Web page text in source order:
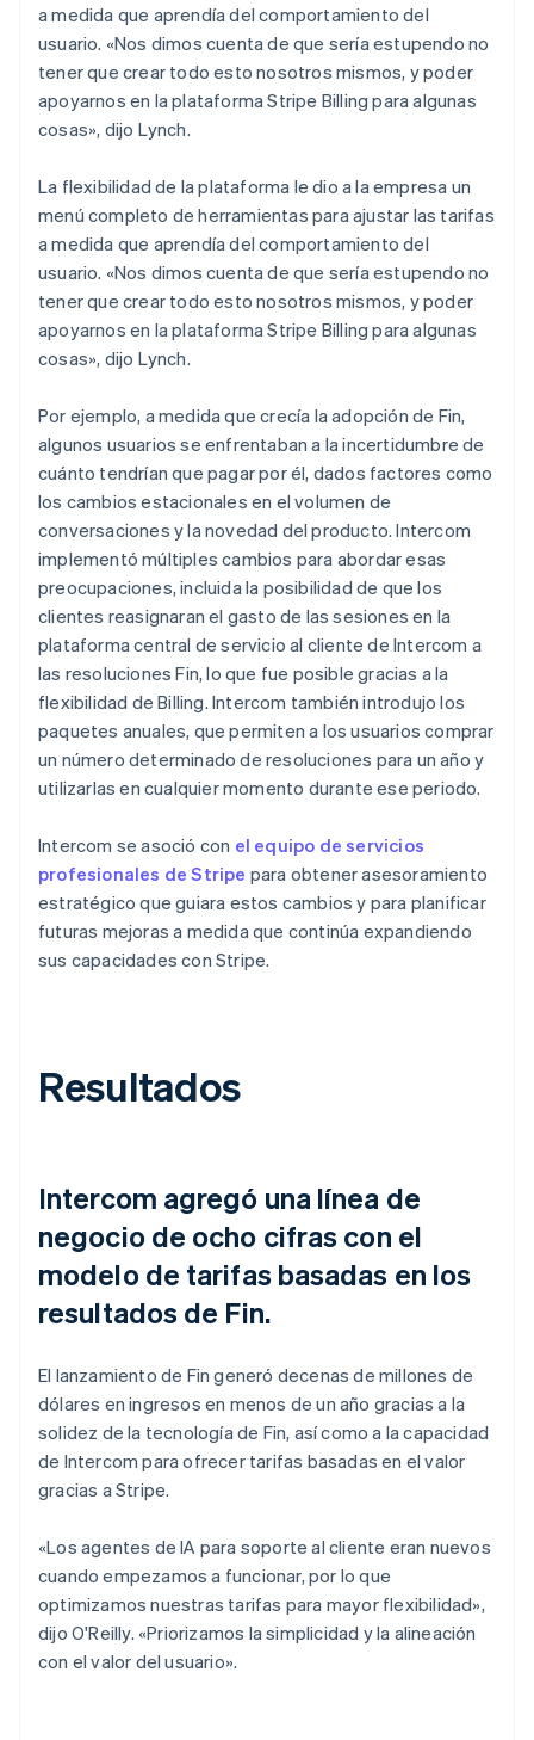
a medida que aprendía del comportamiento del
usuario. «Nos dimos cuenta de que sería estupendo no
tener que crear todo esto nosotros mismos, y poder
apoyarnos en la plataforma Stripe Billing para algunas
cosas», dijo Lynch.
La flexibilidad de la plataforma le dio a la empresa un
menú completo de herramientas para ajustar las tarifas
a medida que aprendía del comportamiento del
usuario. «Nos dimos cuenta de que sería estupendo no
tener que crear todo esto nosotros mismos, y poder
apoyarnos en la plataforma Stripe Billing para algunas
cosas», dijo Lynch.
Por ejemplo, a medida que crecía la adopción de Fin,
algunos usuarios se enfrentaban a la incertidumbre de
cuánto tendrían que pagar por él, dados factores como
los cambios estacionales en el volumen de
conversaciones y la novedad del producto. Intercom
implementó múltiples cambios para abordar esas
preocupaciones, incluida la posibilidad de que los
clientes reasignaran el gasto de las sesiones en la
plataforma central de servicio al cliente de Intercom a
las resoluciones Fin, lo que fue posible gracias a la
flexibilidad de Billing. Intercom también introdujo los
paquetes anuales, que permiten a los usuarios comprar
un número determinado de resoluciones para un año y
utilizarlas en cualquier momento durante ese periodo.
Intercom se asoció con el equipo de servicios
profesionales de Stripe para obtener asesoramiento
estratégico que guiara estos cambios y para planificar
futuras mejoras a medida que continúa expandiendo
sus capacidades con Stripe.
Resultados
Intercom agregó una línea de
negocio de ocho cifras con el
modelo de tarifas basadas en los
resultados de Fin.
El lanzamiento de Fin generó decenas de millones de
dólares en ingresos en menos de un año gracias a la
solidez de la tecnología de Fin, así como a la capacidad
de Intercom para ofrecer tarifas basadas en el valor
gracias a Stripe.
«Los agentes de IA para soporte al cliente eran nuevos
cuando empezamos a funcionar, por lo que
optimizamos nuestras tarifas para mayor flexibilidad»,
dijo O'Reilly. «Priorizamos la simplicidad y la alineación
con el valor del usuario».